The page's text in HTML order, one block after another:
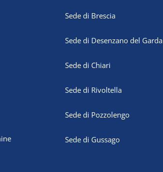
Sede di Brescia
Sede di Desenzano del Garda
Sede di Chiari
Sede di Rivoltella
Sede di Pozzolengo
Sede di Gussago